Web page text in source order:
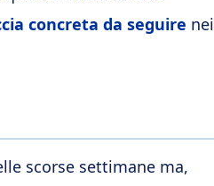
concreta da seguire nei
scorse settimane ma,